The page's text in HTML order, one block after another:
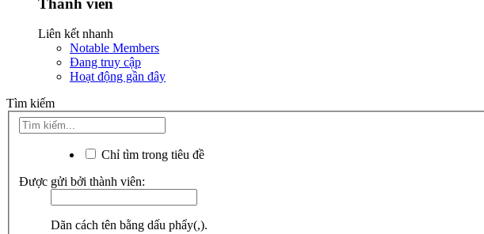
Thành viên
Liên kết nhanh
Notable Members
Đang truy cập
Hoạt động gần đây
Tìm kiếm
Chỉ tìm trong tiêu đề
Được gửi bởi thành viên:
Dãn cách tên bằng dấu phẩy(,).